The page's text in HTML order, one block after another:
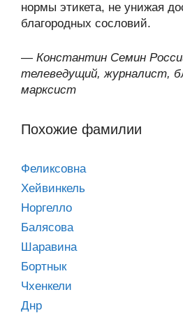
нормы этикета, не унижая
благородных сословий.
— Константин Семин
телеведущий, журналист,
марксист
Похожие фамилии
Феликсовна
Хейвинкель
Норгелло
Балясова
Шаравина
Бортнык
Чхенкели
Днр